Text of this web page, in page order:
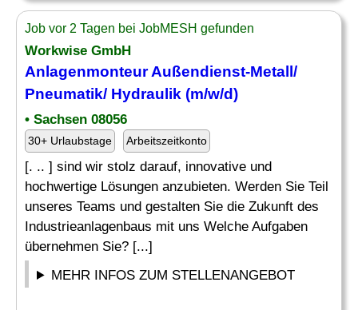
Job vor 2 Tagen bei JobMESH gefunden
Workwise GmbH
Anlagenmonteur Außendienst-Metall/
Pneumatik/ Hydraulik (m/w/d)
• Sachsen 08056
30+ Urlaubstage Arbeitszeitkonto
[. .. ] sind wir stolz darauf, innovative und
hochwertige Lösungen anzubieten. Werden Sie Teil
unseres Teams und gestalten Sie die Zukunft des
Industrieanlagenbaus mit uns Welche Aufgaben
übernehmen Sie? [...]
MEHR INFOS ZUM STELLENANGEBOT